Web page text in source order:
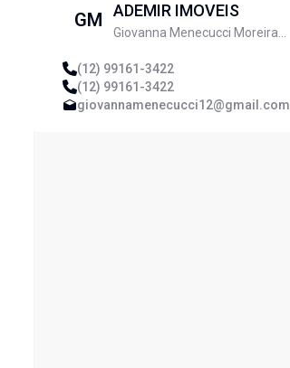
GM ADEMIR IMOVEIS
Giovanna Menecucci Moreira
(12) 99161-3422
(12) 99161-3422
giovannamenecucci12@gmail.com